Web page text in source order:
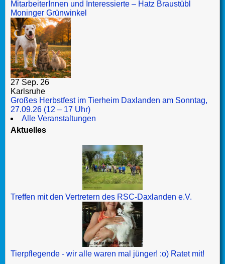
MitarbeiterInnen und Interessierte – Hatz Braustübl
Moninger Grünwinkel
27 Sep. 26
Karlsruhe
Großes Herbstfest im Tierheim Daxlanden am Sonntag,
27.09.26 (12 – 17 Uhr)
Alle Veranstaltungen
Aktuelles
Treffen mit den Vertretern des RSC-Daxlanden e.V.
Tierpflegende - wir alle waren mal jünger! :o) Ratet mit!